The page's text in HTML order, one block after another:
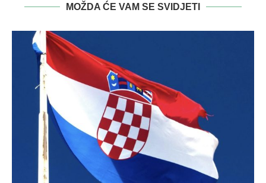
MOŽDA ĆE VAM SE SVIDJETI